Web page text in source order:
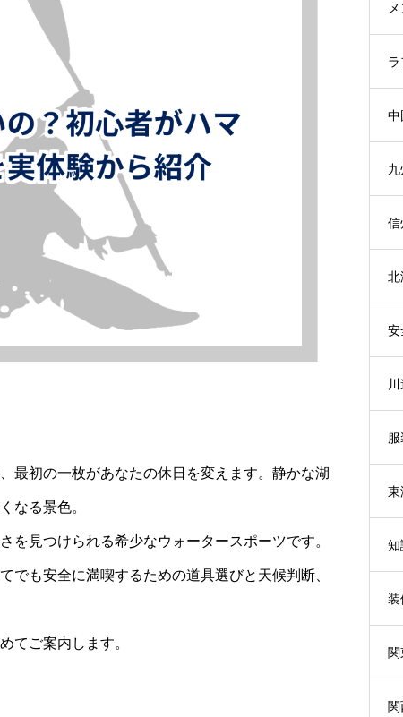
最初の一枚があなたの休日を変えます。静かな湖
なる景色。
を見つけられる希少なウォータースポーツです。
でも安全に満喫するための道具選びと天候判断、
てご案内します。
中
九
信
北
安
服
東
知
装
関